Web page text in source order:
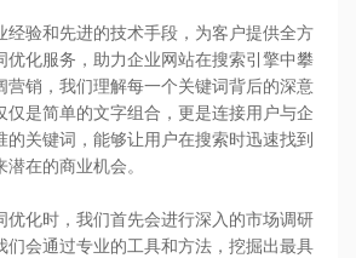
经验和先进的技术手段，为客户提供全方
优化服务，助力企业网站在搜索引擎中攀
营销，我们理解每一个关键词背后的深意
仅是简单的文字组合，更是连接用户与企
的关键词，能够让用户在搜索时迅速找到
在的商业机会。
优化时，我们首先会进行深入的市场调研
们会通过专业的工具和方法，挖掘出最具